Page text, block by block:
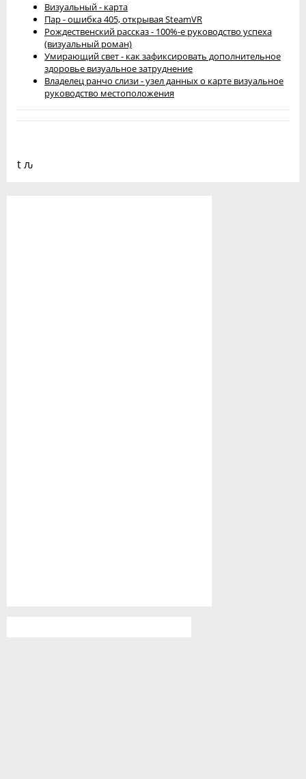
Визуальный - карта
Пар - ошибка 405, открывая SteamVR
Рождественский рассказ - 100%-е руководство успеха
(визуальный роман)
Умирающий свет - как зафиксировать дополнительное
здоровье визуальное затруднение
Владелец ранчо слизи - узел данных о карте визуальное
руководство местоположения
t ԉ